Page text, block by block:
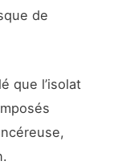
de
que l’isolat